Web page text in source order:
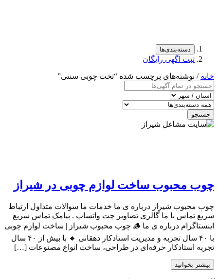
دسته‌بندی‌ها
ثبت اگهی رایگان
خانه / نوشته‌های برچسب شده “تخت چوبی سنتی”
جستجو
چوب محبوب ساخت لوازم چوبی در شیراز
چوب محبوب شیراز درباره ی ما خدمات ما سوالات متداول ارتباط
سریع تماس با ما گالری تصاویر چت واتساپ . پیامک تماس سریع
اینستاگرام درباره ی ما 🪵 چوب محبوب شیراز | ساخت لوازم چوبی
با ۴۰ سال تجربه و مدیریت استادکار دهقانی 🔸 با بیش از ۴۰ سال
تجربه استادکار حرفه‌ای در طراحی، ساخت انواع مصنوعات […]
بیشتر بخوانید